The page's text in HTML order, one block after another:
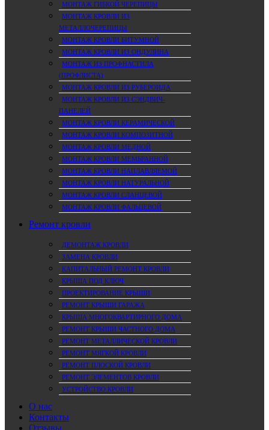
МОНТАЖ ГИБКОЙ ЧЕРЕПИЦЫ
МОНТАЖ КРОВЛИ ИЗ
МЕТАЛЛОЧЕРЕПИЦЫ
МОНТАЖ КРОВЛИ БИТУМНОЙ
МОНТАЖ КРОВЛИ ИЗ ОНДУЛИНА
МОНТАЖ ИЗ ПРОФНАСТИЛА
(ПРОФЛИСТА)
МОНТАЖ КРОВЛИ ИЗ РУБЕРОИДА
МОНТАЖ КРОВЛИ ИЗ СЭНДВИЧ-
ПАНЕЛЕЙ
МОНТАЖ КРОВЛИ КЕРАМИЧЕСКОЙ
МОНТАЖ КРОВЛИ КОМПОЗИТНОЙ
МОНТАЖ КРОВЛИ МЕДНОЙ
МОНТАЖ КРОВЛИ МЕМБРАННОЙ
МОНТАЖ КРОВЛИ НАПЛАВЛЯЕМОЙ
МОНТАЖ КРОВЛИ НАТУРАЛЬНОЙ
МОНТАЖ КРОВЛИ СЛАНЦЕВОЙ
МОНТАЖ КРОВЛИ ФАЛЬЦЕВОЙ
Ремонт кровли
ДЕМОНТАЖ КРОВЛИ
ЗАМЕНА КРОВЛИ
КАПИТАЛЬНЫЙ РЕМОНТ КРОВЛИ
КРЫША ПОД КЛЮЧ
ПРОЕКТИРОВАНИЕ КРЫШИ
РЕМОНТ КРЫШИ ГАРАЖА
КРЫША МНОГОКВАРТИРНОГО ДОМА
РЕМОНТ КРЫШИ ЧАСТНОГО ДОМА
РЕМОНТ МЕТАЛЛИЧЕСКОЙ КРОВЛИ
РЕМОНТ МЯГКОЙ КРОВЛИ
РЕМОНТ ПЛОСКОЙ КРОВЛИ
РЕМОНТ ЭЛЕМЕНТОВ КРОВЛИ
УСТРОЙСТВО КРОВЛИ
О нас
Контакты
Отзывы